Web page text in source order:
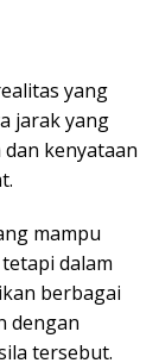
yang
jarak yang
kenyataan
mampu
dalam
berbagai
dengan
tersebut.